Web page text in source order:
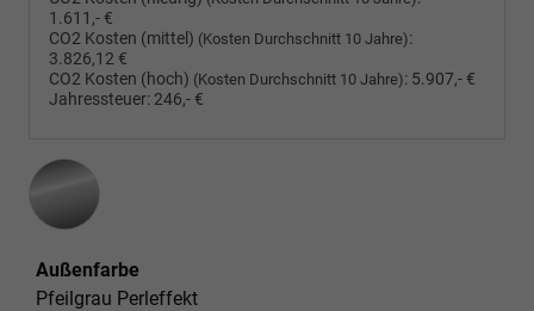
1.611,- €
CO2 Kosten (mittel) (Kosten Durchschnitt 10 Jahre):
3.826,12 €
CO2 Kosten (hoch) (Kosten Durchschnitt 10 Jahre): 5.907,- €
Jahressteuer: 246,- €
Außenfarbe
Pfeilgrau Perleffekt